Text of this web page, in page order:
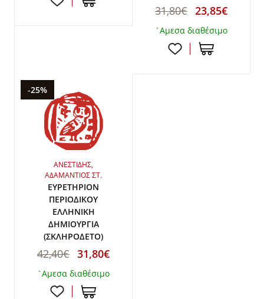
31,80€ 23,85€
`Αμεσα διαθέσιμο
-25%
ΑΝΕΣΤΙΔΗΣ,
ΑΔΑΜΑΝΤΙΟΣ ΣΤ.
ΕΥΡΕΤΗΡΙΟΝ
ΠΕΡΙΟΔΙΚΟΥ
ΕΛΛΗΝΙΚΗ
ΔΗΜΙΟΥΡΓΙΑ
(ΣΚΛΗΡΟΔΕΤΟ)
42,40€ 31,80€
`Αμεσα διαθέσιμο